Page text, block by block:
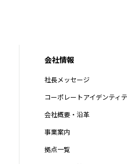
会社情報
社長メッセージ
コーポレートアイデンティ
会社概要・沿革
事業案内
拠点一覧